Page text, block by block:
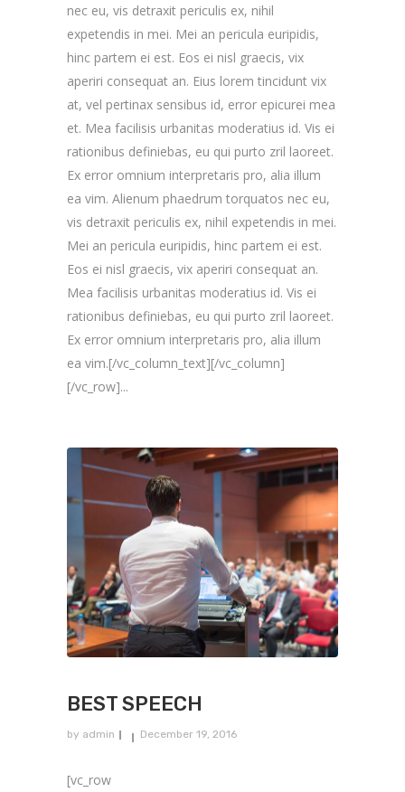
nec eu, vis detraxit periculis ex, nihil
expetendis in mei. Mei an pericula euripidis,
hinc partem ei est. Eos ei nisl graecis, vix
aperiri consequat an. Eius lorem tincidunt vix
at, vel pertinax sensibus id, error epicurei mea
et. Mea facilisis urbanitas moderatius id. Vis ei
rationibus definiebas, eu qui purto zril laoreet.
Ex error omnium interpretaris pro, alia illum
ea vim. Alienum phaedrum torquatos nec eu,
vis detraxit periculis ex, nihil expetendis in mei.
Mei an pericula euripidis, hinc partem ei est.
Eos ei nisl graecis, vix aperiri consequat an.
Mea facilisis urbanitas moderatius id. Vis ei
rationibus definiebas, eu qui purto zril laoreet.
Ex error omnium interpretaris pro, alia illum
ea vim.[/vc_column_text][/vc_column]
[/vc_row]...
BEST SPEECH
by admin December 19, 2016
[vc_row